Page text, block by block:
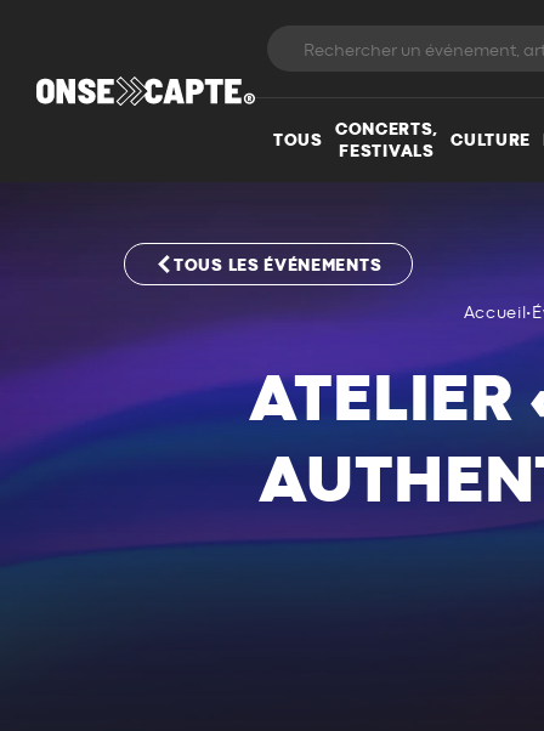
TOUS
CONCERTS,
FESTIVALS
CULTURE
TOUS LES ÉVÉNEMENTS
Accueil •
ATELIER